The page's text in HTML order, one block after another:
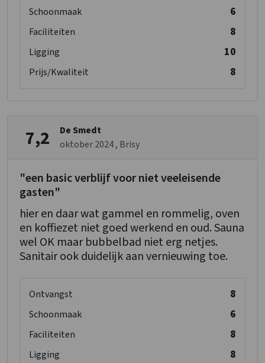
Schoonmaak 6
Faciliteiten 8
Ligging 10
Prijs/Kwaliteit 8
7,2
De Smedt
oktober 2024, Brisy
"een basic verblijf voor niet veeleisende
gasten"
hier en daar wat gammel en rommelig, oven
en koffiezet niet goed werkend en oud. Sauna
wel OK maar bubbelbad niet erg netjes.
Sanitair ook duidelijk aan vernieuwing toe.
Ontvangst 8
Schoonmaak 6
Faciliteiten 8
Ligging 8